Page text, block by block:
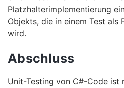
Platzhalterimplementierung
Objekts, die in einem Test als
wird.
Abschluss
Unit-Testing von C#-Code ist